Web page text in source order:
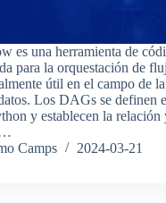
es una herramienta de
para la orquestación de
útil en el campo de la
Los DAGs se definen
y establecen la relación
Camps
2024-03-21